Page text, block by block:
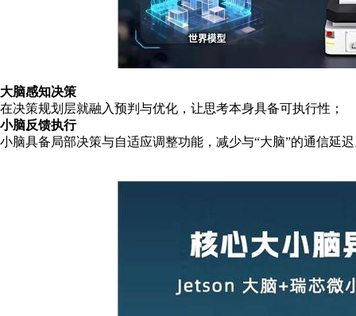
大脑感知决策
在决策规划层就融入预判与优化，让思考本身具备可执行性；
小脑反馈执行
小脑具备局部决策与自适应调整功能，减少与“大脑”的通信延